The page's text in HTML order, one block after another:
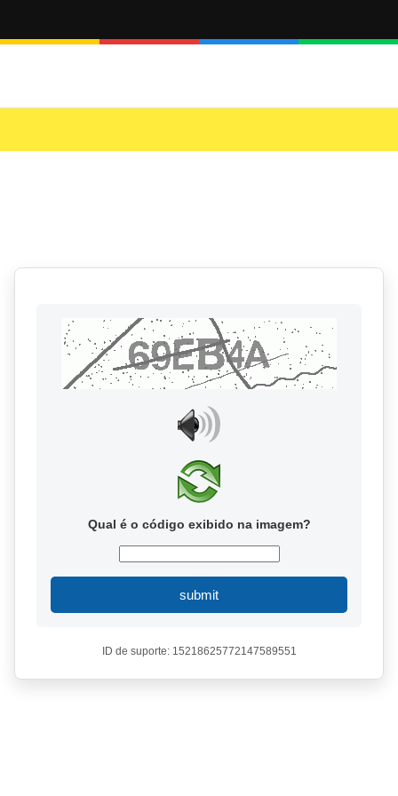
Qual é o código exibido na imagem?
submit
ID de suporte: 15218625772147589551